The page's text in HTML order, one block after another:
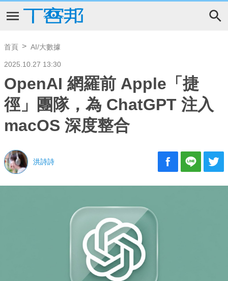
首頁 AI/大數據
2025.10.27 13:30
OpenAI 網羅前 Apple「捷
徑」團隊，為 ChatGPT 注入
macOS 深度整合
洪詩詩